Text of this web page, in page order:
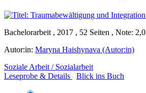
Bachelorarbeit , 2017 , 52 Seiten , Note: 2,0
Autor:in: Maryna Haishynava (Autor:in)
Soziale Arbeit / Sozialarbeit
Leseprobe & Details
Blick ins Buch